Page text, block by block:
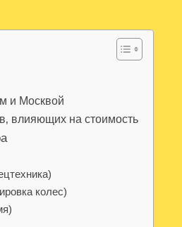
и Москвой
влияющих на стоимость
колес)